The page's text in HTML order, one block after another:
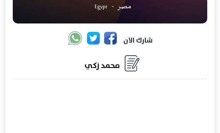
شارك الان
محمد زكي